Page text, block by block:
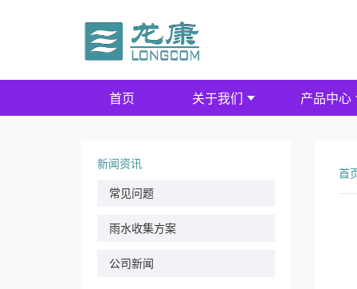
首页 关于我们 产品中心
新闻资讯
常见问题
雨水收集方案
公司新闻
首
“